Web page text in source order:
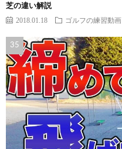
芝の違い解説
2018.01.18 ゴルフの練習動画